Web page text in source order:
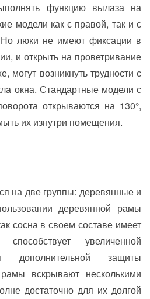
функцию вылаза на
модели как с правой, так и с
люки не имеют фиксации в
и открыть на проветривание
могут возникнуть трудности с
окна. Стандартные модели с
открываются на 130°,
их изнутри помещения.
на две группы: деревянные и
деревянной рамы
сосна в своем составе имеет
увеличенной
дополнительной защиты
вскрывают несколькими
достаточно для их долгой